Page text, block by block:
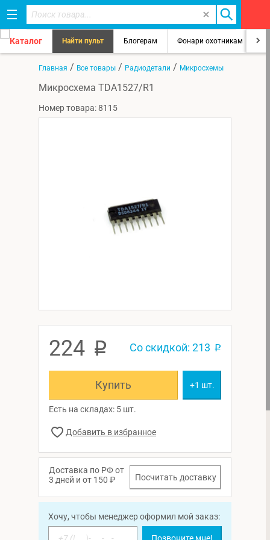
Каталог Найти пульт Блогерам Фонари охотникам
Главная / Все товары / Радиодетали / Микросхемы
Микросхема TDA1527/R1
Номер товара: 8115
224 p Со скидкой: 213 p
Купить +1 шт.
Есть на складах: 5 шт.
Доставка по РФ от
3 дней и от 150 ₽
Посчитать доставку
Хочу, чтобы менеджер оформил мой заказ:
Позвоните мне!